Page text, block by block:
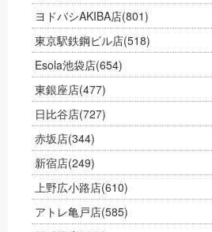
ヨドバシAKIBA店(801)
東京駅鉄鋼ビル店(518)
Esola池袋店(654)
東銀座店(477)
日比谷店(727)
赤坂店(344)
新宿店(249)
上野広小路店(610)
アトレ亀戸店(585)